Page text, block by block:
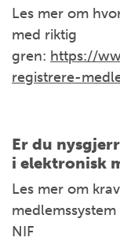
Les mer om
med riktig
gren: https://
registrere-
Er du
i elektronisk
Les mer om
NIF